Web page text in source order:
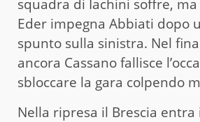
squadra di Iachini soffre, ma
Eder impegna Abbiati dopo
spunto sulla sinistra. Nel
ancora Cassano fallisce
sbloccare la gara colpendo
Nella ripresa il Brescia entra